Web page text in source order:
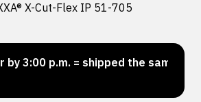
X-Cut-Flex IP 51-705
p.m. = shipped the same day